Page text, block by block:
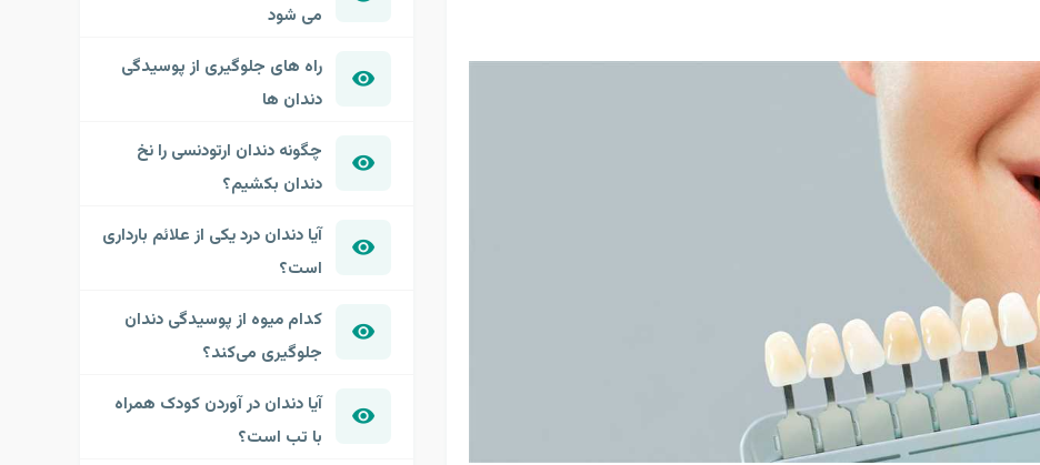
می شود
راه های جلوگیری از پوسیدگی
دندان ها
چگونه دندان ارتودنسی را نخ
دندان بکشیم؟
آیا دندان درد یکی از علائم بارداری
است؟
کدام میوه از پوسیدگی دندان
جلوگیری می‌کند؟
آیا دندان در آوردن کودک همراه
با تب است؟